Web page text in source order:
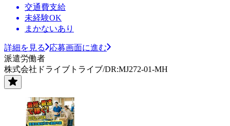
交通費支給
未経験OK
まかないあり
詳細を見る
応募画面に進む
派遣労働者
株式会社ドライブトライブ/DR:MJ272-01-MH